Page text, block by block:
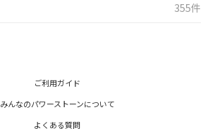
355件
ご利用ガイド
みんなのパワーストーンについて
よくある質問